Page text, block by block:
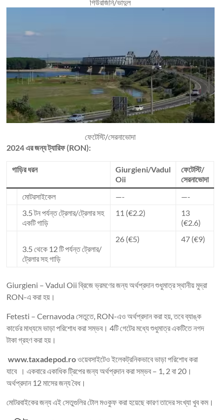
গিউরজিনি/ভাদুল
ফেটেস্টি/সেরনাভোদা
2024 এর জন্য ট্যারিফ (RON):
গাড়ির ধরন
Giurgieni/Vadul
Oii
ফেটেস্টি/
সেরনাভোদা
মোটরসাইকেল
—-
—-
3.5 টন পর্যন্ত ট্রেলার/ট্রেলার সহ
একটি গাড়ি
11 (€2.2)
13
(€2.6)
3.5 থেকে 12 টি পর্যন্ত ট্রেলার/
ট্রেলার সহ গাড়ি
26 (€5) 47 (€9)
Giurgieni – Vadul Oii ব্রিজে ভ্রমণের জন্য অর্থপ্রদান শুধুমাত্র স্থানীয় মুদ্রা
RON-এ করা হয়।
Fetesti – Cernavoda সেতুতে, RON-এও অর্থপ্রদান করা হয়, তবে ব্যাঙ্ক
কার্ডের মাধ্যমে ভাড়া পরিশোধ করা সম্ভব। 4টি গেটের মধ্যে শুধুমাত্র একটিতে নগদ
টাকা গ্রহণ করা হয়।
www.taxadepod.roওয়েবসাইটেও ইলেকট্রনিকভাবে ভাড়া পরিশোধ করা
যাবে । একবারে একাধিক ট্রিপের জন্য অর্থপ্রদান করা সম্ভব – 1, 2 বা 20।
অর্থপ্রদান 12 মাসের জন্য বৈধ।
মোটরবাইকের জন্য এই সেতুগুলির টোল মওকুফ করা হয়েছে কারণ তাদের সংখ্যা খুব কম।